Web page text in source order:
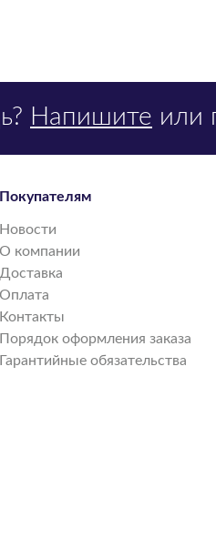
Напишите или
Покупателям
Новости
О компании
Доставка
Оплата
Контакты
Порядок оформления заказа
Гарантийные обязательства